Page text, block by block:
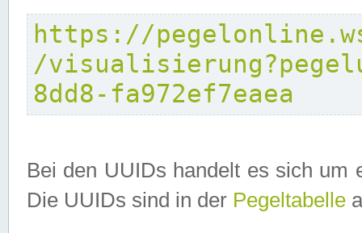
https://
/
8dd8-fa972ef7eaea
Bei den UUIDs handelt es sich um
Die UUIDs sind in der Pegeltabelle